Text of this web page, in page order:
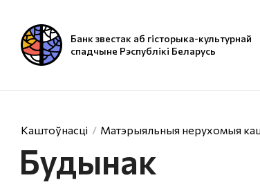
Банк звестак аб гісторыка-культурнай
спадчыне Рэспублікі Беларусь
Каштоўнасці Матэрыяльныя нерухомыя
Будынак